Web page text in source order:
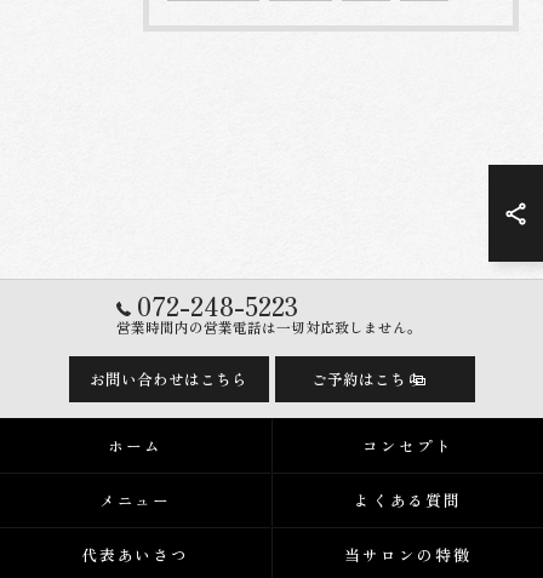
072-248-5223
営業時間内の営業電話は一切対応致しません。
お問い合わせはこちら ご予約はこちら
ホーム コンセプト
メニュー よくある質問
代表あいさつ 当サロンの特徴